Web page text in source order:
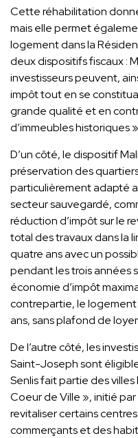
Cette réhabilitation
mais elle permet
logement dans la
deux dispositifs fiscaux :
investisseurs peuvent,
impôt tout en se
grande qualité et en
d’immeubles historiques
D’un côté, le dispositif
préservation des
particulièrement adapté
secteur sauvegardé,
réduction d’impôt sur le
total des travaux dans la
quatre ans avec un
pendant les trois années
économie d’impôt
contrepartie, le
ans, sans plafond de
De l’autre côté, les
Saint-Joseph sont
Senlis fait partie des
Coeur de Ville », initié
revitaliser certains
commerçants et des